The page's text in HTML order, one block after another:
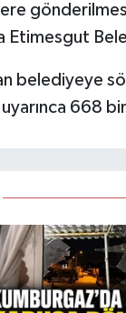
belediyeye
668